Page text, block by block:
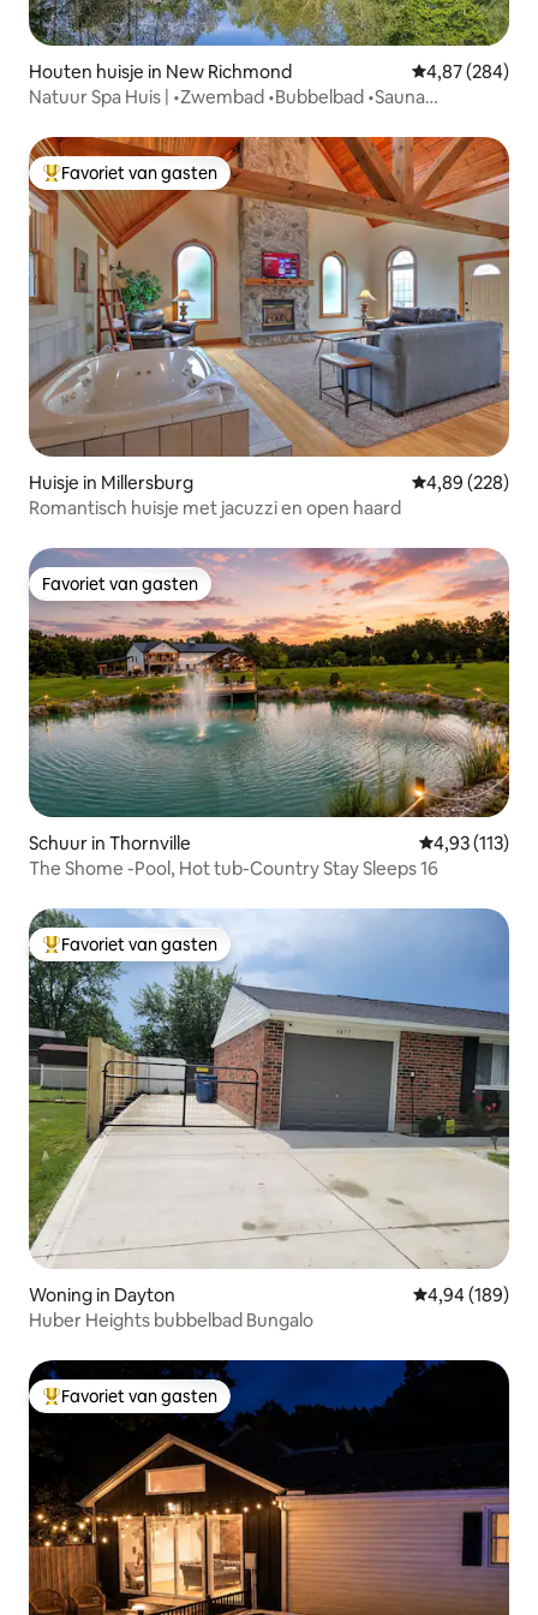
Houten huisje in New Richmond Gemiddelde
4,87 (284)
Natuur Spa Huis | •Zwembad •Bubbelbad •Sauna
Topfavoriet van gasten
Favoriet van gasten
Huisje in Millersburg Gemiddelde
4,89 (228)
Romantisch huisje met jacuzzi en open haard
Favoriet van gasten
Favoriet van gasten
Schuur in Thornville Gemiddelde
4,93 (113)
The Shome -Pool, Hot tub-Country Stay Sleeps 16
Topfavoriet van gasten
Favoriet van gasten
Woning in Dayton Gemiddelde
4,94 (189)
Huber Heights bubbelbad Bungalo
Topfavoriet van gasten
Favoriet van gasten